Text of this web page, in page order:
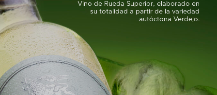
Vino de Rueda Superior, elaborado en
su totalidad a partir de la variedad
autóctona Verdejo.